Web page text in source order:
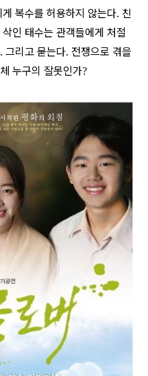
복수를 허용하지 않는다. 친
인 태수는 관객들에게 처절
. 그리고 묻는다. 전쟁으로 겪을
누구의 잘못인가?